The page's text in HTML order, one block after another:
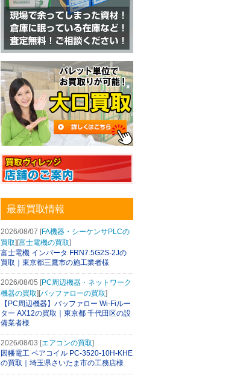
最新買取情報
2026/08/07 [FA機器・シーケンサPLCの
買取][富士電機の買取]
富士電機 インバータ FRN7.5G2S-2Jの
買取｜東京都三鷹市の施工業者様
2026/08/05 [PC周辺機器・ネットワーク
機器の買取][バッファローの買取]
【PC周辺機器】バッファロー Wi-Fiルー
ター AX12の買取｜東京都 千代田区の設
備業者様
2026/08/03 [エアコンの買取]
因幡電工 ペアコイル PC-3520-10H-KHE
の買取｜埼玉県さいたま市の工務店様